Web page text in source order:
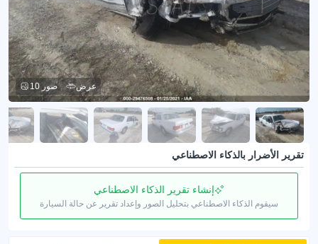
10 صور عرض
تقرير الأضرار بالذكاء الاصطناعي
إنشاء تقرير الذكاء الاصطناعي
سيقوم الذكاء الاصطناعي بتحليل الصور وإعداد تقرير عن حالة السيارة